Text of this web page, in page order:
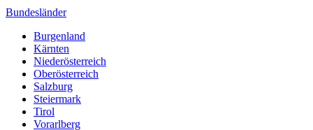
Bundesländer
Burgenland
Kärnten
Niederösterreich
Oberösterreich
Salzburg
Steiermark
Tirol
Vorarlberg